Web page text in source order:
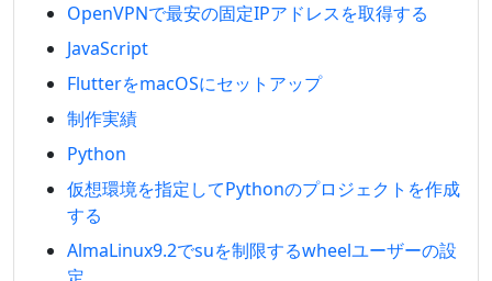
OpenVPNで最安の固定IPアドレスを取得する
JavaScript
FlutterをmacOSにセットアップ
制作実績
Python
仮想環境を指定してPythonのプロジェクトを作成
する
AlmaLinux9.2でsuを制限するwheelユーザーの設